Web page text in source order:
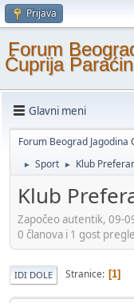
Prijava
Forum
Ćuprija Paraćin
Glavni meni
Forum Beograd Jagodina
► Sport ► Klub
Klub
Započeo autentik, 09-
0 članova i 1 gost
IDI DOLE Stranice 1